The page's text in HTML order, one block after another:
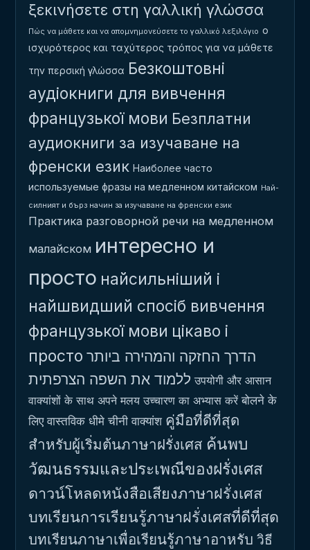
ξεκινήσετε στη γαλλική γλώσσα
Πώς να μάθετε και να απομνημονεύσετε το γαλλικό λεξιλόγιο ο
ισχυρότερος και ταχύτερος τρόπος για να μάθετε
την περσική γλώσσα Безкоштовні
аудіокниги для вивчення
французької мови Безплатни
аудиокниги за изучаване на
френски език Наиболее часто
используемые фразы на медленном китайском Най-
силният и бърз начин за изучаване на френски език
Практика разговорной речи на медленном
малайском интересно и
просто найсильніший і
найшвидший спосіб вивчення
французької мови цікаво і
просто הדרך החזקה והמהירה ביותר
ללמוד את השפה הצרפתית उपयोगी और आसान
वाक्यांशों के साथ अपने मलय उच्चारण का अभ्यास करें बोलने के
लिए वास्तविक धीमे चीनी वाक्यांश คู่มือที่ดีที่สุด
สำหรับผู้เริ่มต้นภาษาฝรั่งเศส ค้นพบ
วัฒนธรรมและประเพณีของฝรั่งเศส
ดาวน์โหลดหนังสือเสียงภาษาฝรั่งเศส
บทเรียนการเรียนรู้ภาษาฝรั่งเศสที่ดีที่สุด
บทเรียนภาษาเพื่อเรียนรู้ภาษาอาหรับ วิธี